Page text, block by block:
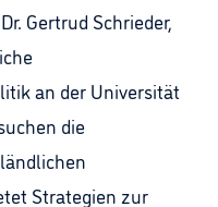
Gertrud Schrieder,
an der Universität
die
Strategien zur